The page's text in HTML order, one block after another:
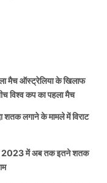
मैच ऑस्ट्रेलिया के खिलाफ
विश्व कप का पहला मैच
लगाने के मामले में विराट
में अब तक इतने शतक